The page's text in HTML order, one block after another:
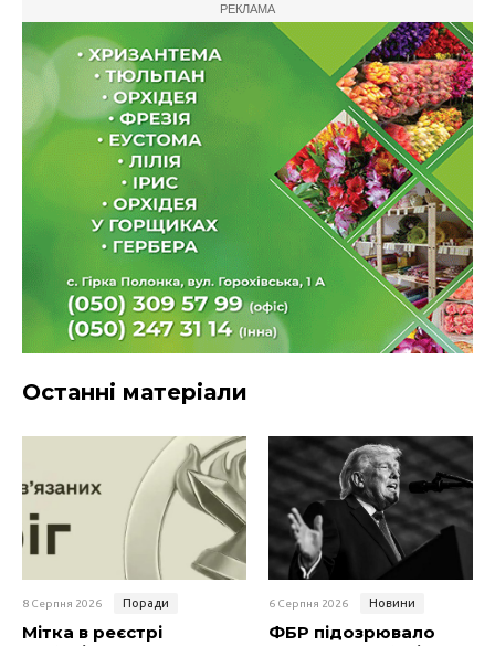
РЕКЛАМА
Останні матеріали
8 Серпня 2026 Поради
Мітка в реєстрі
6 Серпня 2026 Новини
ФБР підозрювало